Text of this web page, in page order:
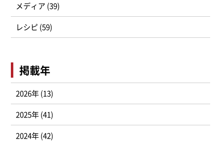
メディア (39)
レシピ (59)
掲載年
2026年 (13)
2025年 (41)
2024年 (42)